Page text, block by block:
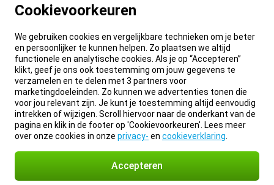
Cookievoorkeuren
We gebruiken cookies en vergelijkbare technieken om je beter
en persoonlijker te kunnen helpen. Zo plaatsen we altijd
functionele en analytische cookies. Als je op “Accepteren”
klikt, geef je ons ook toestemming om jouw gegevens te
verzamelen en te delen met 3 partners voor
marketingdoeleinden. Zo kunnen we advertenties tonen die
voor jou relevant zijn. Je kunt je toestemming altijd eenvoudig
intrekken of wijzigen. Scroll hiervoor naar de onderkant van de
pagina en klik in de footer op 'Cookievoorkeuren'. Lees meer
over onze cookies in onze privacy- en cookieverklaring
Accepteren